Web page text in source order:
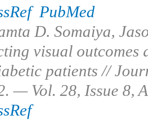
PubMed
D. Somaiya,
visual
patients //
— Vol. 28, Issue 8,